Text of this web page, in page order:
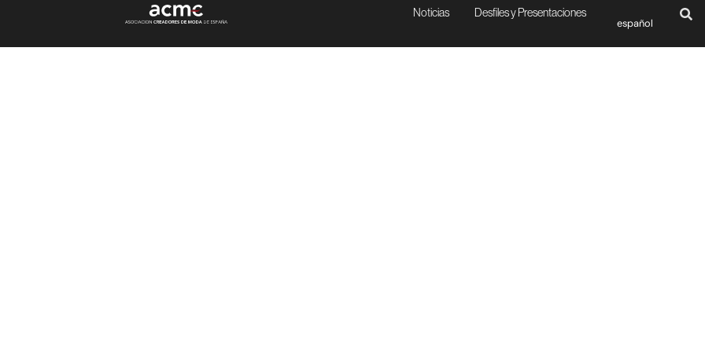
Noticias Desfiles y Presentaciones
español